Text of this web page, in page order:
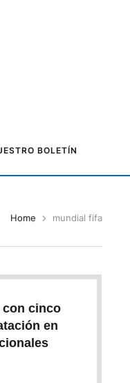
BOLETÍN
Home mundial fifa
con cinco
en